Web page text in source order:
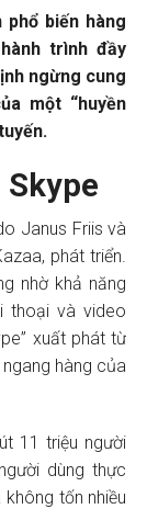
biến hàng
trình đầy
ngừng cung
một “huyền
Janus Friis và
phát triển.
nhờ khả năng
thoại và video
xuất phát từ
hàng của
11 triệu người
dùng thực
tốn nhiều